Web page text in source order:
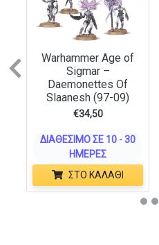
Warhammer Age of
Sigmar –
Daemonettes Of
Slaanesh (97-09)
€34,50
ΔΙΑΘΈΣΙΜΟ ΣΕ 10 - 30
ΗΜΈΡΕΣ
ΣΤΟ ΚΑΛΆΘΙ
Previous